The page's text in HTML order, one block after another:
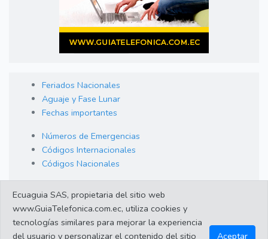
Feriados Nacionales
Aguaje y Fase Lunar
Fechas importantes
Números de Emergencias
Códigos Internacionales
Códigos Nacionales
Cambio de Divisas
Enlaces de interes
Ecuaguia SAS, propietaria del sitio web
www.GuiaTelefonica.com.ec, utiliza cookies y
tecnologías similares para mejorar la experiencia
del usuario y personalizar el contenido del sitio
Aceptar